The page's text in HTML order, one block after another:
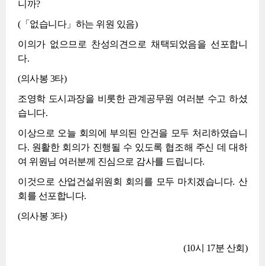
니까?
(「없습니다」하는 위원 있음)
이의가 없으므로 찬성의견으로 채택되었음을 선포합니
다.
(의사봉 3타)
조영학 도시과장을 비롯한 관계공무원 여러분 수고 하셨
습니다.
이상으로 오늘 회의에 부의된 안건을 모두 처리하였습니
다. 원활한 회의가 진행될 수 있도록 협조해 주신 데 대하
여 위원님 여러분께 진심으로 감사를 드립니다.
이것으로 산업건설위원회 회의를 모두 마치겠습니다. 산
회를 선포합니다.
(의사봉 3타)
(10시 17분 산회)